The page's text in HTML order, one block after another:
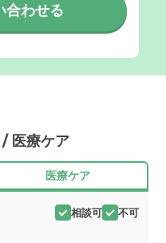
合わせる
医療ケア
医療ケア
相談可 不可